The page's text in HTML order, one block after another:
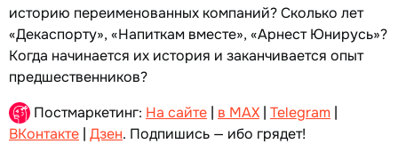
историю переименованных компаний? Сколько лет
«Декаспорту», «Напиткам вместе», «Арнест Юнирусь»?
Когда начинается их история и заканчивается опыт
предшественников?
Постмаркетинг: На сайте | в MAX | Telegram |
ВКонтакте | Дзен. Подпишись — ибо грядет!